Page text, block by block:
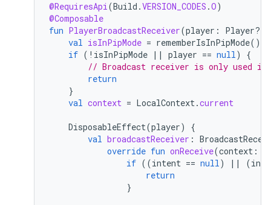
@RequiresApi(Build .VERSION_CODES .O)
@Composable
fun PlayerBroadcastReceiver(player : Player?)
val isInPipMode = rememberIsInPipMode()
if ( ! isInPipMode || player == null)
{
// Broadcast receiver is only used if
return
}
val context = LocalContext.current
DisposableEffect(player)
{
val broadcastReceiver :
override fun onReceive(context :
if ((intent == null) || (
return
}